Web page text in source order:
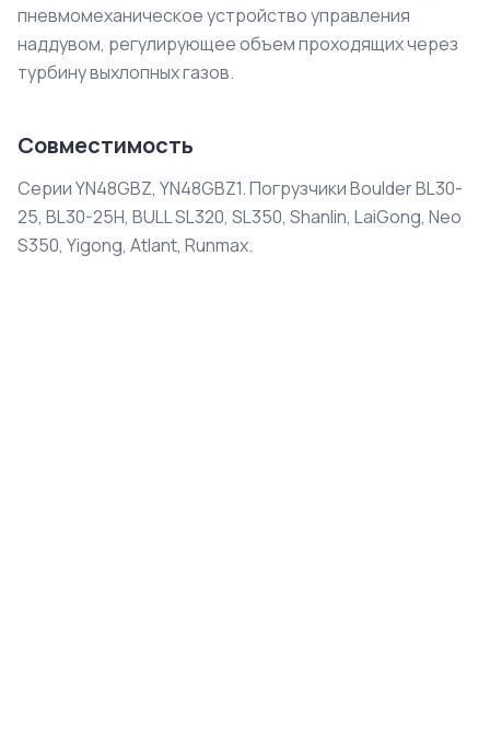
пневмомеханическое устройство управления
наддувом, регулирующее объем проходящих через
турбину выхлопных газов.
Совместимость
Серии YN48GBZ, YN48GBZ1. Погрузчики Boulder BL30-
25, BL30-25H, BULL SL320, SL350, Shanlin, LaiGong, Neo
S350, Yigong, Atlant, Runmax.